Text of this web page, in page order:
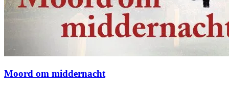
Moord om middernacht